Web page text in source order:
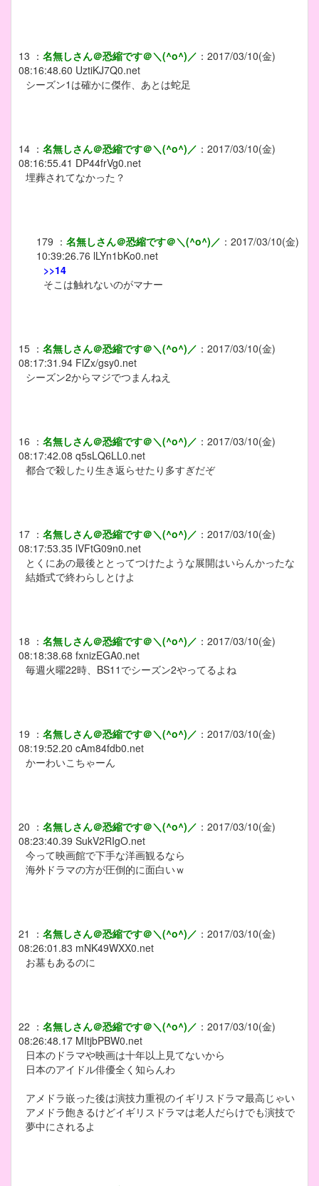
13 ： 名無しさん＠恐縮です＠＼(^o^)／ ： 2017/03/10(金)
08:16:48.60 UztiKJ7Q0.net
シーズン1は確かに傑作、あとは蛇足
14 ： 名無しさん＠恐縮です＠＼(^o^)／ ： 2017/03/10(金)
08:16:55.41 DP44frVg0.net
埋葬されてなかった？
179 ： 名無しさん＠恐縮です＠＼(^o^)／ ： 2017/03/10(金)
10:39:26.76 lLYn1bKo0.net
>>14
そこは触れないのがマナー
15 ： 名無しさん＠恐縮です＠＼(^o^)／ ： 2017/03/10(金)
08:17:31.94 FlZx/gsy0.net
シーズン2からマジでつまんねえ
16 ： 名無しさん＠恐縮です＠＼(^o^)／ ： 2017/03/10(金)
08:17:42.08 q5sLQ6LL0.net
都合で殺したり生き返らせたり多すぎだぞ
17 ： 名無しさん＠恐縮です＠＼(^o^)／ ： 2017/03/10(金)
08:17:53.35 lVFtG09n0.net
とくにあの最後ととってつけたような展開はいらんかったな
結婚式で終わらしとけよ
18 ： 名無しさん＠恐縮です＠＼(^o^)／ ： 2017/03/10(金)
08:18:38.68 fxnizEGA0.net
毎週火曜22時、BS11でシーズン2やってるよね
19 ： 名無しさん＠恐縮です＠＼(^o^)／ ： 2017/03/10(金)
08:19:52.20 cAm84fdb0.net
かーわいこちゃーん
20 ： 名無しさん＠恐縮です＠＼(^o^)／ ： 2017/03/10(金)
08:23:40.39 SukV2RIgO.net
今って映画館で下手な洋画観るなら
海外ドラマの方が圧倒的に面白いｗ
21 ： 名無しさん＠恐縮です＠＼(^o^)／ ： 2017/03/10(金)
08:26:01.83 mNK49WXX0.net
お墓もあるのに
22 ： 名無しさん＠恐縮です＠＼(^o^)／ ： 2017/03/10(金)
08:26:48.17 MItjbPBW0.net
日本のドラマや映画は十年以上見てないから
日本のアイドル俳優全く知らんわ
アメドラ嵌った後は演技力重視のイギリスドラマ最高じゃい
アメドラ飽きるけどイギリスドラマは老人だらけでも演技で
夢中にされるよ